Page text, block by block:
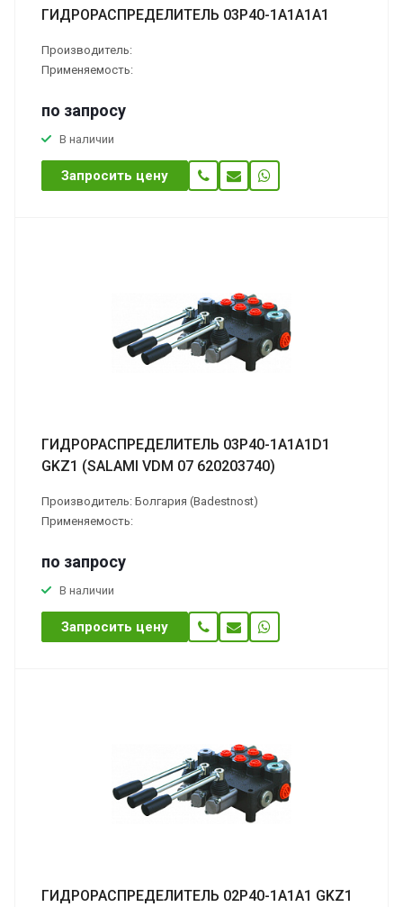
ГИДРОРАСПРЕДЕЛИТЕЛЬ 03Р40-1А1А1А1
Производитель:
Применяемость:
по запросу
В наличии
Запросить цену
ГИДРОРАСПРЕДЕЛИТЕЛЬ 03Р40-1А1А1D1
GKZ1 (SALAMI VDМ 07 620203740)
Производитель: Болгария (Badestnost)
Применяемость:
по запросу
В наличии
Запросить цену
ГИДРОРАСПРЕДЕЛИТЕЛЬ 02Р40-1А1А1 GKZ1